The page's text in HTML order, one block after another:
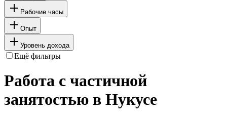
Рабочие часы
Опыт
Уровень дохода
Ещё фильтры
Работа с частичной
занятостью в Нукусе